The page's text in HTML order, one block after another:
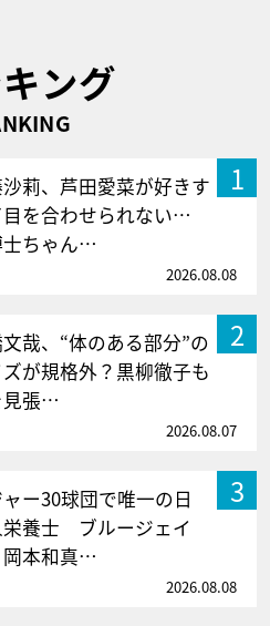
ング
1
莉、芦田愛菜が好きす
目を合わせられない…
士ちゃん…
2026.08.08
2
哉、“体のある部分”の
が規格外？黒柳徹子も
見張…
2026.08.07
3
ー30球団で唯一の日
栄養士 ブルージェイ
岡本和真…
2026.08.08